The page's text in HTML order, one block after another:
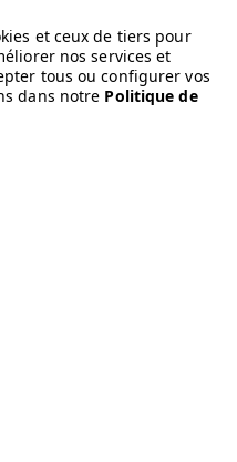
et ceux de tiers pour
nos services et
tous ou configurer vos
dans notre Politique de
the brand